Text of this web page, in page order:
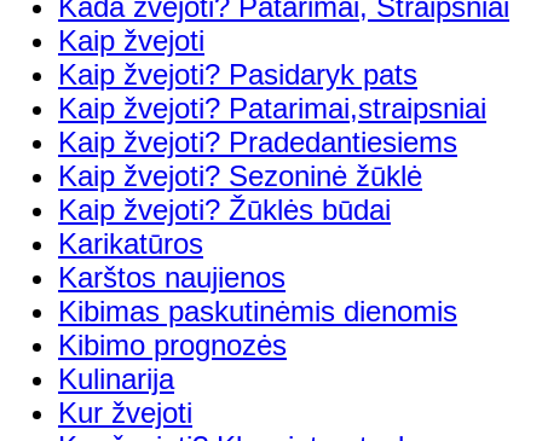
Kaip žvejoti
Kaip žvejoti? Pasidaryk pats
Kaip žvejoti? Patarimai,straipsniai
Kaip žvejoti? Pradedantiesiems
Kaip žvejoti? Sezoninė žūklė
Kaip žvejoti? Žūklės būdai
Karikatūros
Karštos naujienos
Kibimas paskutinėmis dienomis
Kibimo prognozės
Kulinarija
Kur žvejoti